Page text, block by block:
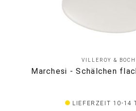
VILLEROY & BOCH
Marchesi - Schälchen
LIEFERZEIT 10-14